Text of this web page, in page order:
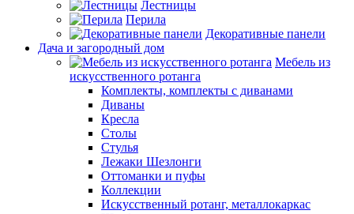
Лестницы
Перила
Декоративные панели
Дача и загородный дом
Мебель из
искусственного ротанга
Комплекты, комплекты с диванами
Диваны
Кресла
Столы
Стулья
Лежаки Шезлонги
Оттоманки и пуфы
Коллекции
Искусственный ротанг, металлокаркас